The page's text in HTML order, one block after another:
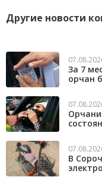
Другие новости
За 7
орчан
В